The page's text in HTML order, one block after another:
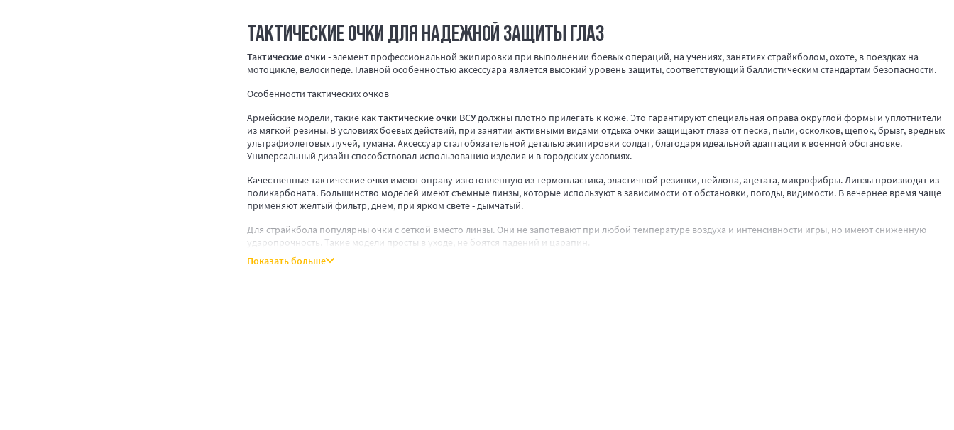
ТАКТИЧЕСКИЕ ОЧКИ ДЛЯ НАДЕЖНОЙ ЗАЩИТЫ ГЛАЗ
Тактические очки - элемент профессиональной экипировки при выполнении боевых операций, на учениях, занятиях страйкболом, охоте, в поездках на
мотоцикле, велосипеде. Главной особенностью аксессуара является высокий уровень защиты, соответствующий баллистическим стандартам безопасности.
Особенности тактических очков
Армейские модели, такие кактактические очки ВСУдолжны плотно прилегать к коже. Это гарантируют специальная оправа округлой формы и уплотнители
из мягкой резины. В условиях боевых действий, при занятии активными видами отдыха очки защищают глаза от песка, пыли, осколков, щепок, брызг, вредных
ультрафиолетовых лучей, тумана. Аксессуар стал обязательной деталью экипировки солдат, благодаря идеальной адаптации к военной обстановке.
Универсальный дизайн способствовал использованию изделия и в городских условиях.
Качественные тактические очки имеют оправу изготовленную из термопластика, эластичной резинки, нейлона, ацетата, микрофибры. Линзы производят из
поликарбоната. Большинство моделей имеют съемные линзы, которые используют в зависимости от обстановки, погоды, видимости. В вечернее время чаще
применяют желтый фильтр, днем, при ярком свете - дымчатый.
Для страйкбола популярны очки с сеткой вместо линзы. Они не запотевают при любой температуре воздуха и интенсивности игры, но имеют сниженную
ударопрочность. Такие модели просты в уходе, не боятся падений и царапин.
КАК ВЫБРАТЬ ТАКТИЧЕСКИЕ ОЧКИ
Показать больше